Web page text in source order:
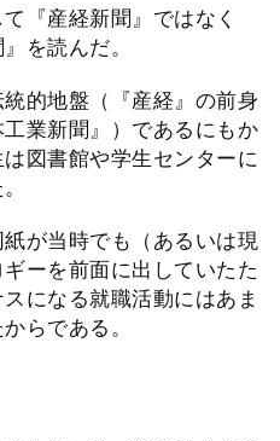
『産経新聞』ではなく
を読んだ。
的地盤（『産経』の前身
業新聞』）であるにもか
図書館や学生センターに
紙が当時でも（あるいは現
ーを前面に出していたた
になる就職活動にはあま
らである。